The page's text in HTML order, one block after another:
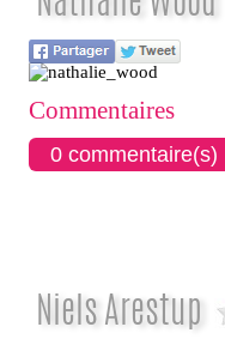
Commentaires
0
Niels Arestup